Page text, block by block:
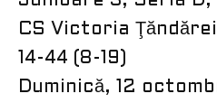
CS Victoria
14-44 (8-19)
Duminică, 12